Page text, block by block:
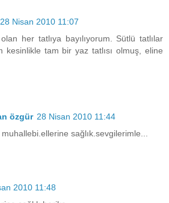
28 Nisan 2010 11:07
her tatlıya bayılıyorum. Sütlü tatlılar
kesinlikle tam bir yaz tatlısı olmuş, eline
özgür 28 Nisan 2010 11:44
sağlık.sevgilerimle...
2010 11:48